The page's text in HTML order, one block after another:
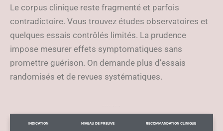
Le corpus clinique reste fragmenté et parfois
contradictoire. Vous trouvez études observatoires et
quelques essais contrôlés limités. La prudence
impose mesurer effets symptomatiques sans
promettre guérison. On demande plus d’essais
randomisés et de revues systématiques.
INDICATION NIVEAU DE PREUVE RECOMMANDATION CLINIQUE